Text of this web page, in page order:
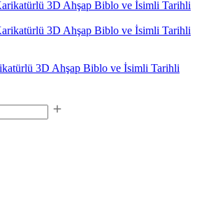
3D Ahşap Biblo ve İsimli Tarihli